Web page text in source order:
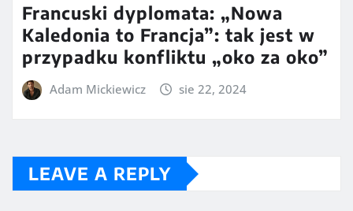
Francuski dyplomata: „Nowa
Kaledonia to Francja”: tak jest w
przypadku konfliktu „oko za oko”
Adam Mickiewicz sie 22, 2024
LEAVE A REPLY